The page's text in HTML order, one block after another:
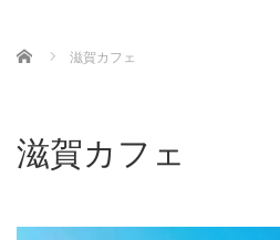
Home 滋賀カフェ
滋賀カフェ